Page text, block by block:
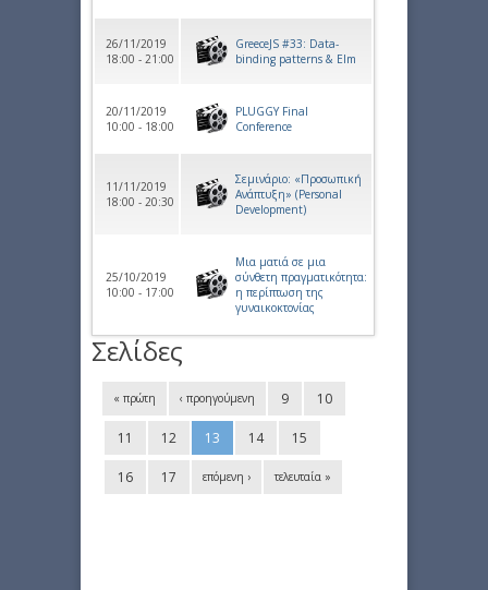
26/11/2019
18:00 - 21:00
GreeceJS #33: Data-
binding patterns & Elm
20/11/2019
10:00 - 18:00
PLUGGY Final
Conference
11/11/2019
18:00 - 20:30
Σεμινάριο: «Προσωπική
Ανάπτυξη» (Personal
Development)
25/10/2019
10:00 - 17:00
Μια ματιά σε μια
σύνθετη πραγματικότητα:
η περίπτωση της
γυναικοκτονίας
Σελίδες
« πρώτη ‹ προηγούμενη 9 10
11 12 13 14 15
16 17 επόμενη › τελευταία »